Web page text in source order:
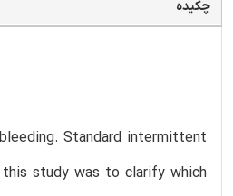
چکیده
Standard intermittent
study was to clarify which